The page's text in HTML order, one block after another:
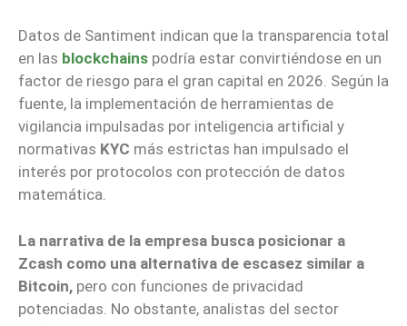
Datos de Santiment indican que la transparencia total
en las blockchains podría estar convirtiéndose en un
factor de riesgo para el gran capital en 2026. Según la
fuente, la implementación de herramientas de
vigilancia impulsadas por inteligencia artificial y
normativas KYC más estrictas han impulsado el
interés por protocolos con protección de datos
matemática.
La narrativa de la empresa busca posicionar a
Zcash como una alternativa de escasez similar a
Bitcoin, pero con funciones de privacidad
potenciadas. No obstante, analistas del sector